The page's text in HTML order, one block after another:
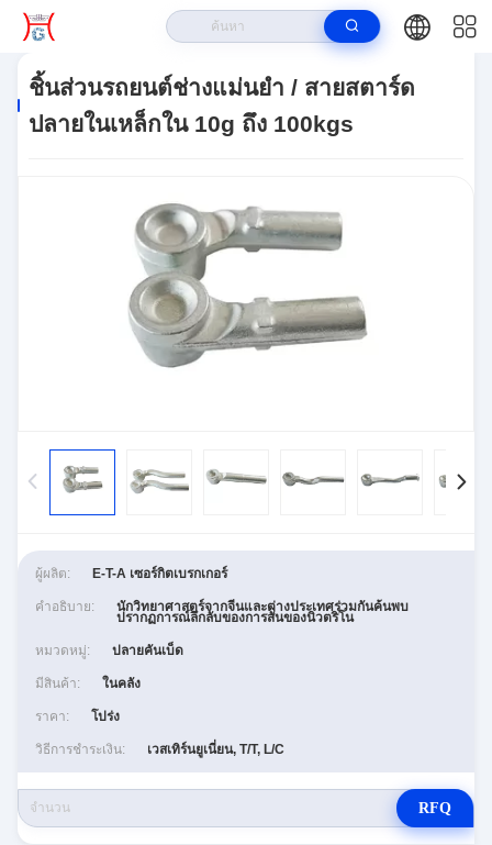
ปลายในเหล็กใน 10g ถึง 100kgs
ชิ้นส่วนรถยนต์ช่างแม่นยํา / สายสตาร์ด
ปลายในเหล็กใน 10g ถึง 100kgs
ผู้ผลิต: E-T-A เซอร์กิตเบรกเกอร์
คำอธิบาย: นักวิทยาศาสตร์จากจีนและต่างประเทศร่วมกันค้นพบ
ปรากฏการณ์ลึกลับของการสั่นของนิวตริโน
หมวดหมู่: ปลายคันเบ็ด
มีสินค้า: ในคลัง
ราคา: โปร่ง
วิธีการชำระเงิน: เวสเทิร์นยูเนี่ยน, T/T, L/C
RFQ